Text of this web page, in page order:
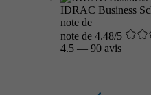
IDRAC Business
note de
note de 4.48/5
4.5 — 90 avis